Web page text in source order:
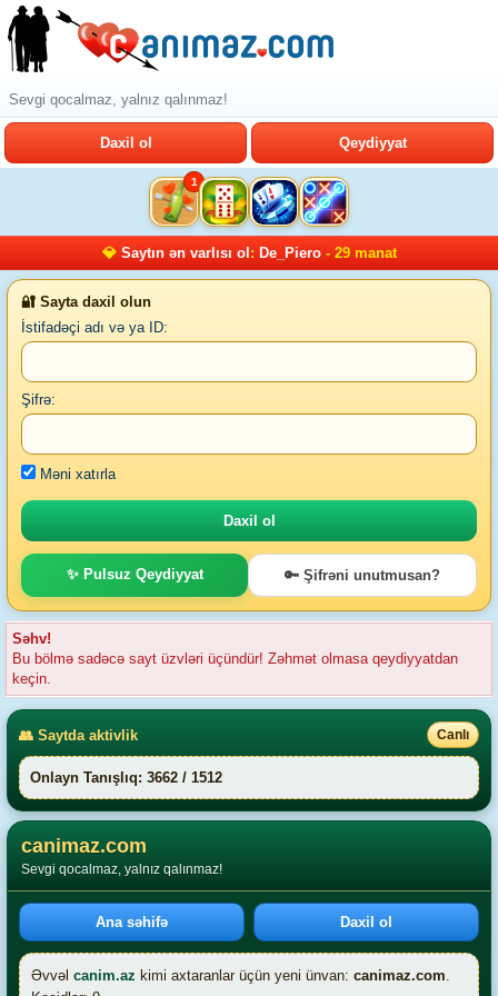
Sevgi qocalmaz, yalnız qalınmaz!
Daxil ol Qeydiyyat
1
💎 Saytın ən varlısı ol : De_Piero- 29 manat
🔐 Sayta daxil olun
İstifadəçi adı və ya ID:
Şifrə:
Məni xatırla
✨ Pulsuz Qeydiyyat 🔑 Şifrəni unutmusan?
Səhv!
Bu bölmə sadəcə sayt üzvləri üçündür! Zəhmət olmasa qeydiyyatdan
keçin.
👥 Saytda aktivlik Canlı
Onlayn Tanışlıq: 3662 / 1512
canimaz.com
Sevgi qocalmaz, yalnız qalınmaz!
Ana səhifə Daxil ol
Əvvəl canim.az kimi axtaranlar üçün yeni ünvan: canimaz.com.